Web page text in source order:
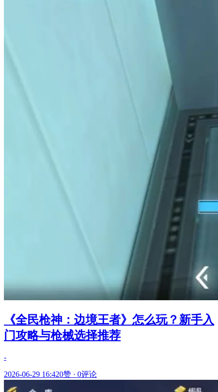
《全民枪神：边境王者》怎么玩？新手入
门攻略与枪械选择推荐
-
2026-06-29 16:420赞 · 0评论